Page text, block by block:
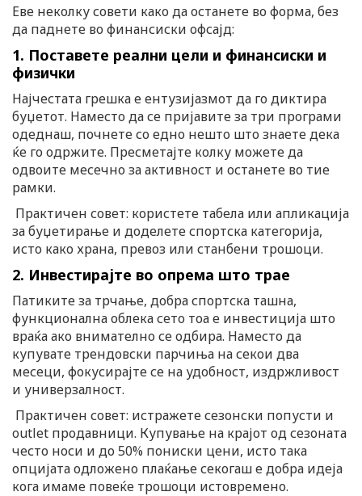
Еве неколку совети како да останете во форма, без
да паднете во финансиски офсајд:
1. Поставете реални цели и финансиски и
физички
Најчестата грешка е ентузијазмот да го диктира
буџетот. Наместо да се пријавите за три програми
одеднаш, почнете со едно нешто што знаете дека
ќе го одржите. Пресметајте колку можете да
одвоите месечно за активност и останете во тие
рамки.
Практичен совет: користете табела или апликација
за буџетирање и доделете спортска категорија,
исто како храна, превоз или станбени трошоци.
2. Инвестирајте во опрема што трае
Патиките за трчање, добра спортска ташна,
функционална облека сето тоа е инвестиција што
враќа ако внимателно се одбира. Наместо да
купувате трендовски парчиња на секои два
месеци, фокусирајте се на удобност, издржливост
и универзалност.
Практичен совет: истражете сезонски попусти и
outlet продавници. Купување на крајот од сезоната
често носи и до 50% пониски цени, исто така
опцијата одложено плаќање секогаш е добра идеја
кога имаме повеќе трошоци истовремено.